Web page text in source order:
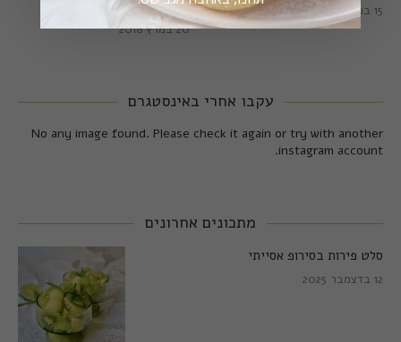
מושלמות
20 במרץ 2018
15 במרץ 2018
עקבו אחרי באינסטגרם
No any image found. Please check it again or try with another
instagram account.
מתכונים אחרונים
סלט פירות בסירופ אסייתי
12 בדצמבר 2025